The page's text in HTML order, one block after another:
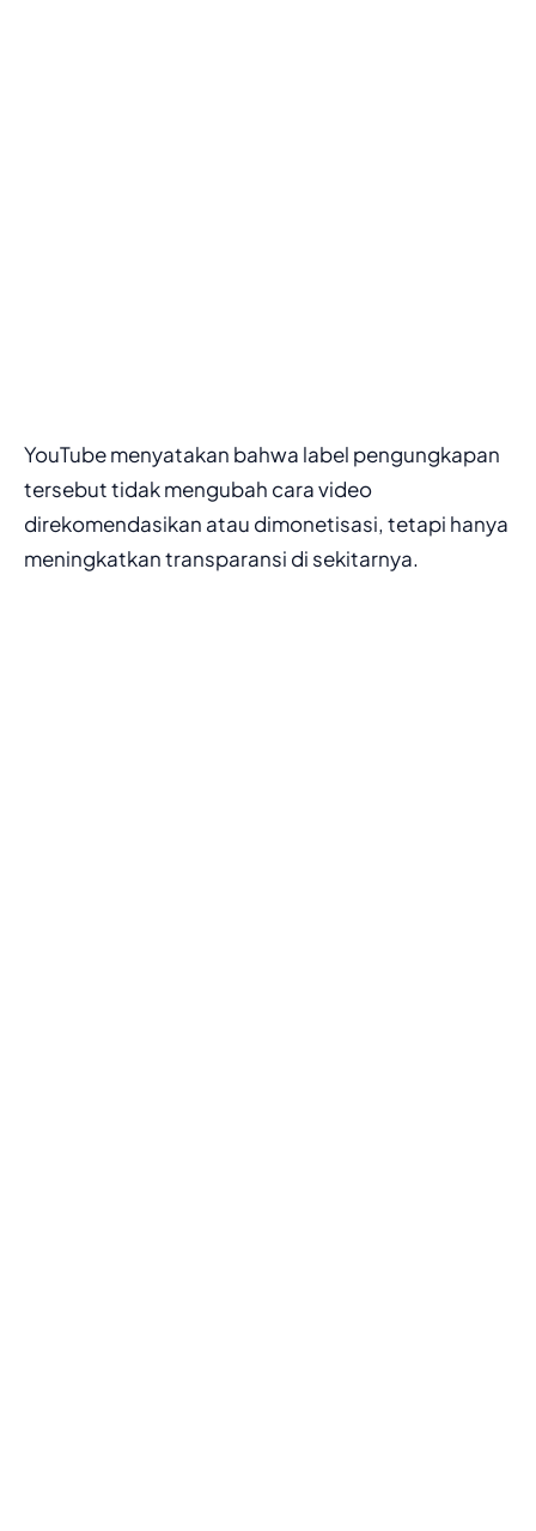
YouTube menyatakan bahwa label pengungkapan
tersebut tidak mengubah cara video
direkomendasikan atau dimonetisasi, tetapi hanya
meningkatkan transparansi di sekitarnya.